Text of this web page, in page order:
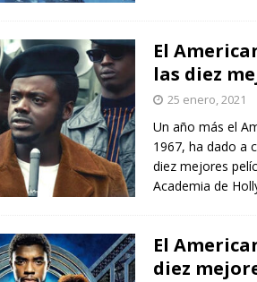
El
las diez
25 enero, 2021
Un año más el
1967, ha dado a
diez mejores
Academia de
El
diez